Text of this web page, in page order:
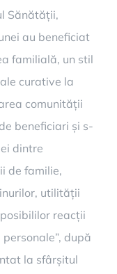
Sănătății,
au beneficiat
familială, un stil
curative la
comunității
beneficiari și s-
dintre
de familie,
utilității
reacții
după
la sfârșitul